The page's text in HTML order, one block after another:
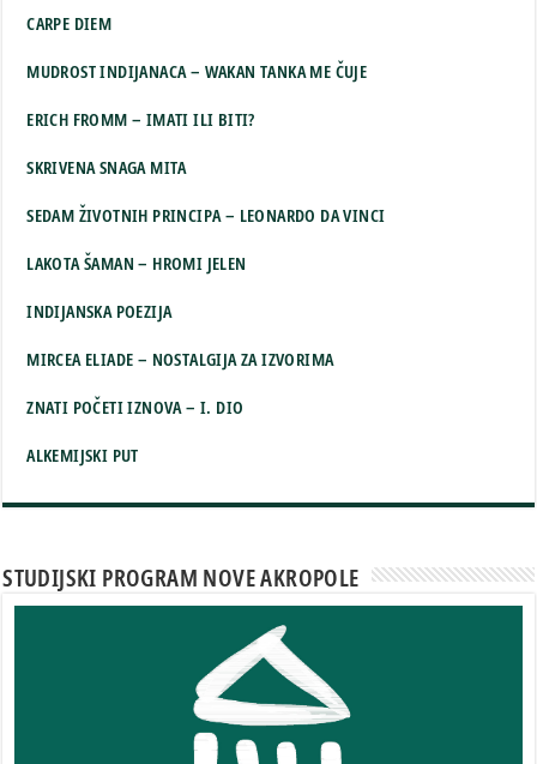
CARPE DIEM
MUDROST INDIJANACA – WAKAN TANKA ME ČUJE
ERICH FROMM – IMATI ILI BITI?
SKRIVENA SNAGA MITA
SEDAM ŽIVOTNIH PRINCIPA – LEONARDO DA VINCI
LAKOTA ŠAMAN – HROMI JELEN
INDIJANSKA POEZIJA
MIRCEA ELIADE – NOSTALGIJA ZA IZVORIMA
ZNATI POČETI IZNOVA – I. DIO
ALKEMIJSKI PUT
STUDIJSKI PROGRAM NOVE AKROPOLE